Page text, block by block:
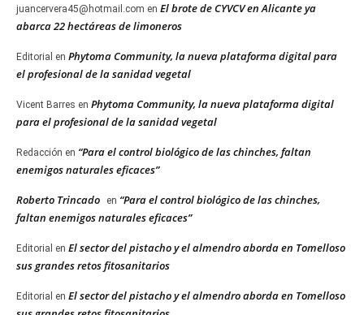
juancervera45@hotmail.com en El brote de CYVCV en Alicante ya
abarca 22 hectáreas de limoneros
Editorial en Phytoma Community, la nueva plataforma digital para
el profesional de la sanidad vegetal
Vicent Barres en Phytoma Community, la nueva plataforma digital
para el profesional de la sanidad vegetal
Redacción en “Para el control biológico de las chinches, faltan
enemigos naturales eficaces”
Roberto Trincado en “Para el control biológico de las chinches,
faltan enemigos naturales eficaces”
Editorial en El sector del pistacho y el almendro aborda en Tomelloso
sus grandes retos fitosanitarios
Editorial en El sector del pistacho y el almendro aborda en Tomelloso